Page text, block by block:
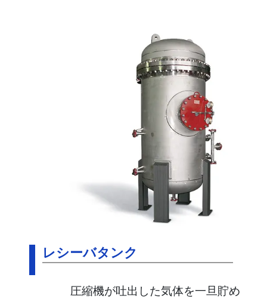
レシーバタンク
圧縮機が吐出した気体を一旦貯め